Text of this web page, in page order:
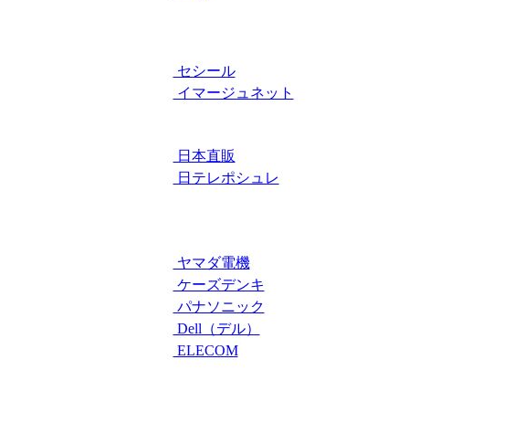
セシール
イマージュネット
日本直販
日テレポシュレ
ヤマダ電機
ケーズデンキ
パナソニック
Dell（デル）
ELECOM